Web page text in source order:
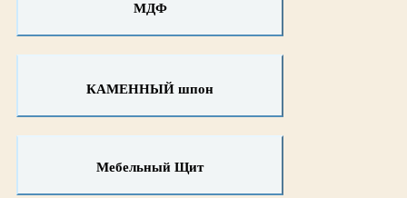
МДФ
КАМЕННЫЙ шпон
Мебельный Щит